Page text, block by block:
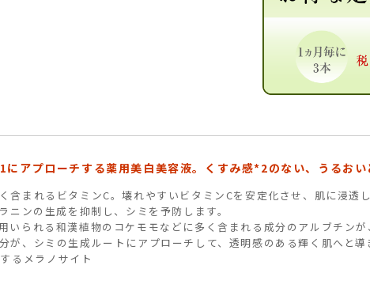
にアプローチする薬用美白美容液。くすみ感*2のない、うるおい
含まれるビタミンC。壊れやすいビタミンCを安定化させ、肌に浸透
ニンの生成を抑制し、シミを予防します。
いられる和漢植物のコケモモなどに多く含まれる成分のアルブチンが
が、シミの生成ルートにアプローチして、透明感のある輝く肌へと導
るメラノサイト